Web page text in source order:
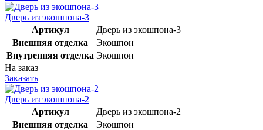
Дверь из экошпона-3
Артикул
Дверь из экошпона-3
Внешняя отделка
Экошпон
Внутренняя отделка Экошпон
На заказ
Заказать
Дверь из экошпона-2
Артикул
Дверь из экошпона-2
Внешняя отделка
Экошпон